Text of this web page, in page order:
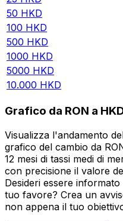
50 HKD
100 HKD
500 HKD
1000 HKD
5000 HKD
10.000 HKD
Grafico da RON a
Visualizza l'andamento
grafico del cambio da
12 mesi di tassi medi di
con precisione il valore
Desideri essere
tuo favore? Crea un
non appena il tuo